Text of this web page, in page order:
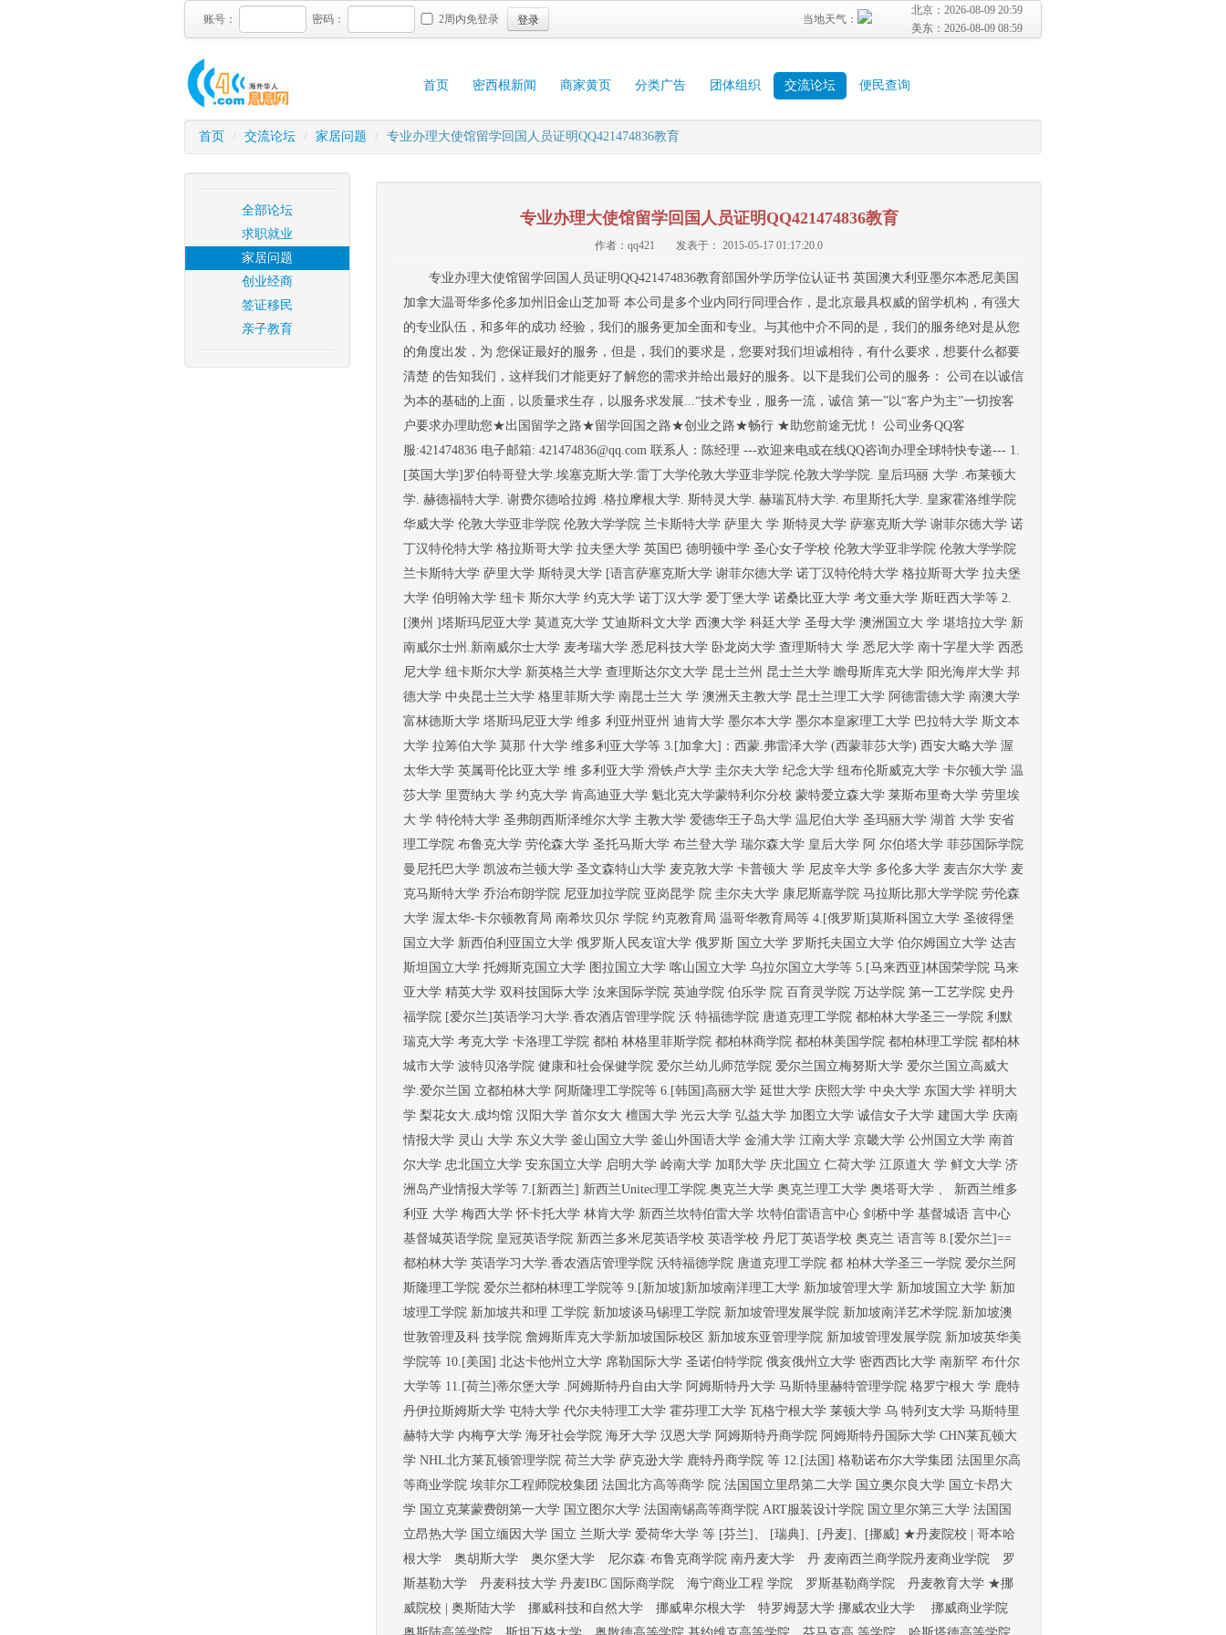
账号： 密码： 2周内免登录 登录
北京： 2026-08-09 20:59
美东： 2026-08-09 08:59
当地天气：
首页 密西根新闻 商家黄页 分类广告 团体组织 交流论坛 便民查询
首页 / 交流论坛 / 家居问题 / 专业办理大使馆留学回国人员证明QQ421474836教育
全部论坛
求职就业
家居问题
创业经商
签证移民
亲子教育
专业办理大使馆留学回国人员证明QQ421474836教育
作者：qq421 发表于： 2015-05-17 01:17:20.0
专业办理大使馆留学回国人员证明QQ421474836教育部国外学历学位认证书 英国澳大利亚墨尔本悉尼美国
加拿大温哥华多伦多加州旧金山芝加哥 本公司是多个业内同行同理合作，是北京最具权威的留学机构，有强大
的专业队伍，和多年的成功 经验，我们的服务更加全面和专业。与其他中介不同的是，我们的服务绝对是从您
的角度出发，为 您保证最好的服务，但是，我们的要求是，您要对我们坦诚相待，有什么要求，想要什么都要
清楚 的告知我们，这样我们才能更好了解您的需求并给出最好的服务。以下是我们公司的服务： 公司在以诚信
为本的基础的上面，以质量求生存，以服务求发展...“技术专业，服务一流，诚信 第一”以“客户为主”一切按客
户要求办理助您★出国留学之路★留学回国之路★创业之路★畅行 ★助您前途无忧！ 公司业务QQ客
服:421474836 电子邮箱: 421474836@qq.com 联系人：陈经理 ---欢迎来电或在线QQ咨询办理全球特快专递--- 1.
[英国大学]罗伯特哥登大学.埃塞克斯大学.雷丁大学伦敦大学亚非学院.伦敦大学学院. 皇后玛丽 大学 .布莱顿大
学. 赫德福特大学. 谢费尔德哈拉姆 .格拉摩根大学. 斯特灵大学. 赫瑞瓦特大学. 布里斯托大学. 皇家霍洛维学院
华威大学 伦敦大学亚非学院 伦敦大学学院 兰卡斯特大学 萨里大 学 斯特灵大学 萨塞克斯大学 谢菲尔德大学 诺
丁汉特伦特大学 格拉斯哥大学 拉夫堡大学 英国巴 德明顿中学 圣心女子学校 伦敦大学亚非学院 伦敦大学学院
兰卡斯特大学 萨里大学 斯特灵大学 [语言萨塞克斯大学 谢菲尔德大学 诺丁汉特伦特大学 格拉斯哥大学 拉夫堡
大学 伯明翰大学 纽卡 斯尔大学 约克大学 诺丁汉大学 爱丁堡大学 诺桑比亚大学 考文垂大学 斯旺西大学等 2.
[澳州 ]塔斯玛尼亚大学 莫道克大学 艾迪斯科文大学 西澳大学 科廷大学 圣母大学 澳洲国立大 学 堪培拉大学 新
南威尔士州.新南威尔士大学 麦考瑞大学 悉尼科技大学 卧龙岗大学 查理斯特大 学 悉尼大学 南十字星大学 西悉
尼大学 纽卡斯尔大学 新英格兰大学 查理斯达尔文大学 昆士兰州 昆士兰大学 瞻母斯库克大学 阳光海岸大学 邦
德大学 中央昆士兰大学 格里菲斯大学 南昆士兰大 学 澳洲天主教大学 昆士兰理工大学 阿德雷德大学 南澳大学
富林德斯大学 塔斯玛尼亚大学 维多 利亚州亚州 迪肯大学 墨尔本大学 墨尔本皇家理工大学 巴拉特大学 斯文本
大学 拉筹伯大学 莫那 什大学 维多利亚大学等 3.[加拿大]：西蒙.弗雷泽大学 (西蒙菲莎大学) 西安大略大学 渥
太华大学 英属哥伦比亚大学 维 多利亚大学 滑铁卢大学 圭尔夫大学 纪念大学 纽布伦斯威克大学 卡尔顿大学 温
莎大学 里贾纳大 学 约克大学 肯高迪亚大学 魁北克大学蒙特利尔分校 蒙特爱立森大学 莱斯布里奇大学 劳里埃
大 学 特伦特大学 圣弗朗西斯泽维尔大学 主教大学 爱德华王子岛大学 温尼伯大学 圣玛丽大学 湖首 大学 安省
理工学院 布鲁克大学 劳伦森大学 圣托马斯大学 布兰登大学 瑞尔森大学 皇后大学 阿 尔伯塔大学 菲莎国际学院
曼尼托巴大学 凯波布兰顿大学 圣文森特山大学 麦克敦大学 卡普顿大 学 尼皮辛大学 多伦多大学 麦吉尔大学 麦
克马斯特大学 乔治布朗学院 尼亚加拉学院 亚岗昆学 院 圭尔夫大学 康尼斯嘉学院 马拉斯比那大学学院 劳伦森
大学 渥太华-卡尔顿教育局 南希坎贝尔 学院 约克教育局 温哥华教育局等 4.[俄罗斯]莫斯科国立大学 圣彼得堡
国立大学 新西伯利亚国立大学 俄罗斯人民友谊大学 俄罗斯 国立大学 罗斯托夫国立大学 伯尔姆国立大学 达吉
斯坦国立大学 托姆斯克国立大学 图拉国立大学 喀山国立大学 乌拉尔国立大学等 5.[马来西亚]林国荣学院 马来
亚大学 精英大学 双科技国际大学 汝来国际学院 英迪学院 伯乐学 院 百育灵学院 万达学院 第一工艺学院 史丹
福学院 [爱尔兰]英语学习大学.香农酒店管理学院 沃 特福德学院 唐道克理工学院 都柏林大学圣三一学院 利默
瑞克大学 考克大学 卡洛理工学院 都柏 林格里菲斯学院 都柏林商学院 都柏林美国学院 都柏林理工学院 都柏林
城市大学 波特贝洛学院 健康和社会保健学院 爱尔兰幼儿师范学院 爱尔兰国立梅努斯大学 爱尔兰国立高威大
学.爱尔兰国 立都柏林大学 阿斯隆理工学院等 6.[韩国]高丽大学 延世大学 庆熙大学 中央大学 东国大学 祥明大
学 梨花女大.成均馆 汉阳大学 首尔女大 檀国大学 光云大学 弘益大学 加图立大学 诚信女子大学 建国大学 庆南
情报大学 灵山 大学 东义大学 釜山国立大学 釜山外国语大学 金浦大学 江南大学 京畿大学 公州国立大学 南首
尔大学 忠北国立大学 安东国立大学 启明大学 岭南大学 加耶大学 庆北国立 仁荷大学 江原道大 学 鲜文大学 济
洲岛产业情报大学等 7.[新西兰] 新西兰Unitec理工学院.奥克兰大学 奥克兰理工大学 奥塔哥大学 、 新西兰维多
利亚 大学 梅西大学 怀卡托大学 林肯大学 新西兰坎特伯雷大学 坎特伯雷语言中心 剑桥中学 基督城语 言中心
基督城英语学院 皇冠英语学院 新西兰多米尼英语学校 英语学校 丹尼丁英语学校 奥克兰 语言等 8.[爱尔兰]==
都柏林大学 英语学习大学.香农酒店管理学院 沃特福德学院 唐道克理工学院 都 柏林大学圣三一学院 爱尔兰阿
斯隆理工学院 爱尔兰都柏林理工学院等 9.[新加坡]新加坡南洋理工大学 新加坡管理大学 新加坡国立大学 新加
坡理工学院 新加坡共和理 工学院 新加坡谈马锡理工学院 新加坡管理发展学院 新加坡南洋艺术学院.新加坡澳
世敦管理及科 技学院 詹姆斯库克大学新加坡国际校区 新加坡东亚管理学院 新加坡管理发展学院 新加坡英华美
学院等 10.[美国] 北达卡他州立大学 席勒国际大学 圣诺伯特学院 俄亥俄州立大学 密西西比大学 南新罕 布什尔
大学等 11.[荷兰]蒂尔堡大学 .阿姆斯特丹自由大学 阿姆斯特丹大学 马斯特里赫特管理学院 格罗宁根大 学 鹿特
丹伊拉斯姆斯大学 屯特大学 代尔夫特理工大学 霍芬理工大学 瓦格宁根大学 莱顿大学 乌 特列支大学 马斯特里
赫特大学 内梅亨大学 海牙社会学院 海牙大学 汉恩大学 阿姆斯特丹商学院 阿姆斯特丹国际大学 CHN莱瓦顿大
学 NHL北方莱瓦顿管理学院 荷兰大学 萨克逊大学 鹿特丹商学院 等 12.[法国] 格勒诺布尔大学集团 法国里尔高
等商业学院 埃菲尔工程师院校集团 法国北方高等商学 院 法国国立里昂第二大学 国立奥尔良大学 国立卡昂大
学 国立克莱蒙费朗第一大学 国立图尔大学 法国南锡高等商学院 ART服装设计学院 国立里尔第三大学 法国国
立昂热大学 国立缅因大学 国立 兰斯大学 爱荷华大学 等 [芬兰]、 [瑞典]、[丹麦]、[挪威] ★丹麦院校 | 哥本哈
根大学 奥胡斯大学 奥尔堡大学 尼尔森·布鲁克商学院 南丹麦大学 丹 麦南西兰商学院丹麦商业学院 罗
斯基勒大学 丹麦科技大学 丹麦IBC 国际商学院 海宁商业工程 学院 罗斯基勒商学院 丹麦教育大学 ★挪
威院校 | 奥斯陆大学 挪威科技和自然大学 挪威卑尔根大学 特罗姆瑟大学 挪威农业大学 挪威商业学院